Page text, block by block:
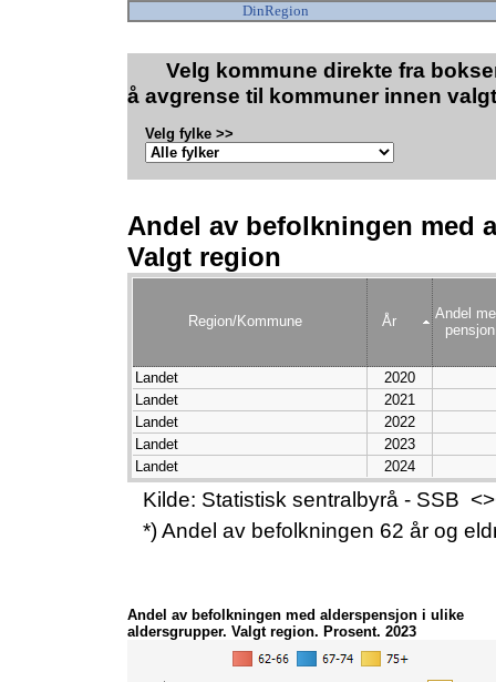
DinRegion
Velg kommune direkte fra
å avgrense til kommuner innen
Velg fylke >>
Andel av befolkningen med
Valgt region
Region/Kommune År
Andel
Landet
2020
Landet
2021
Landet
2022
Landet
2023
Landet
2024
Kilde: Statistisk sentralbyrå - SSB
*) Andel av befolkningen 62 år og
Andel av befolkningen med alderspensjon i ulike
aldersgrupper. Valgt region. Prosent. 2023